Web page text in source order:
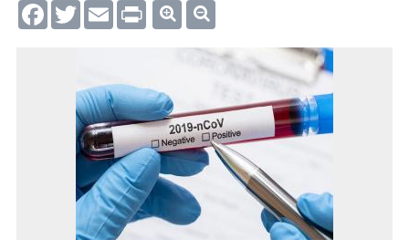
FacebookTwitterEmail Print